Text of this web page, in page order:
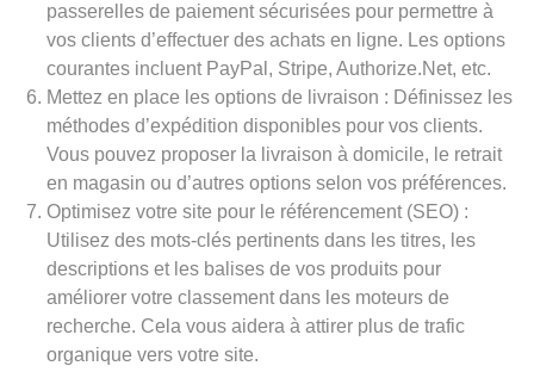
passerelles de paiement sécurisées pour permettre à
vos clients d’effectuer des achats en ligne. Les options
courantes incluent PayPal, Stripe, Authorize.Net, etc.
Mettez en place les options de livraison : Définissez les
méthodes d’expédition disponibles pour vos clients.
Vous pouvez proposer la livraison à domicile, le retrait
en magasin ou d’autres options selon vos préférences.
Optimisez votre site pour le référencement (SEO) :
Utilisez des mots-clés pertinents dans les titres, les
descriptions et les balises de vos produits pour
améliorer votre classement dans les moteurs de
recherche. Cela vous aidera à attirer plus de trafic
organique vers votre site.